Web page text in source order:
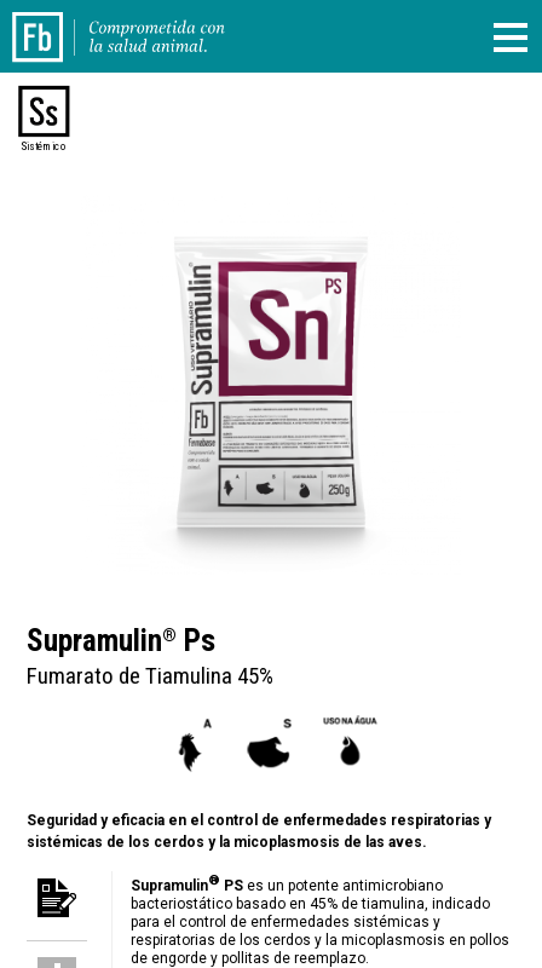
Sistémico
Supramulin® Ps
Fumarato de Tiamulina 45%
Seguridad y eficacia en el control de enfermedades respiratorias y
sistémicas de los cerdos y la micoplasmosis de las aves.
Supramulin® PS es un potente antimicrobiano
bacteriostático basado en 45% de tiamulina, indicado
para el control de enfermedades sistémicas y
respiratorias de los cerdos y la micoplasmosis en pollos
de engorde y pollitas de reemplazo.